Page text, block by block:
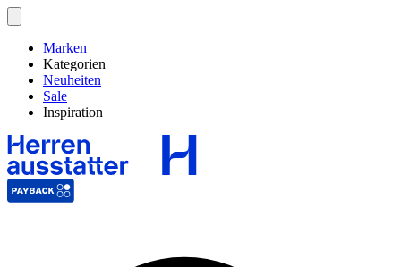
Marken
Kategorien
Neuheiten
Sale
Inspiration